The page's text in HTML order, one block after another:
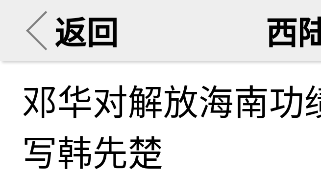
返回 西
邓华对解放海南功
写韩先楚